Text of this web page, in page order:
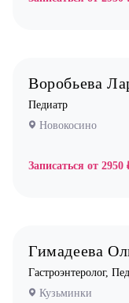
Воробьева
Педиатр
Новокосино
Записаться от 2950
Гимадеева
Гастроэнтеролог,
Кузьминки